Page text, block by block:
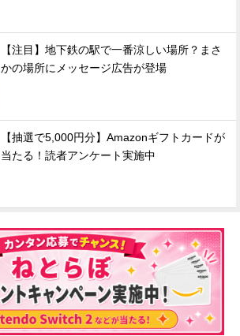
【注目】地下鉄の駅で一番涼しい場所？まさ
かの場所にメッセージ広告が登場
【抽選で5,000円分】Amazonギフトカードが
当たる！読者アンケート実施中